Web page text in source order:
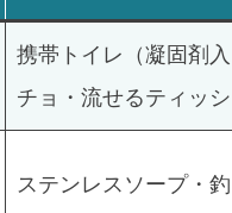
携帯トイレ（凝固剤
チョ・流せるティッシ
ステンレスソープ・